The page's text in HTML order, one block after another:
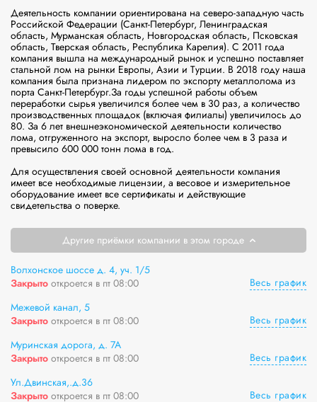
Деятельность компании ориентирована на северо-западную часть
Российской Федерации (Санкт-Петербург, Ленинградская
область, Мурманская область, Новгородская область, Псковская
область, Тверская область, Республика Карелия). С 2011 года
компания вышла на международный рынок и успешно поставляет
стальной лом на рынки Европы, Азии и Турции. В 2018 году наша
компания была признана лидером по экспорту металлолома из
порта Санкт-Петербург.За годы успешной работы объем
переработки сырья увеличился более чем в 30 раз, а количество
производственных площадок (включая филиалы) увеличилось до
80. За 6 лет внешнеэкономической деятельности количество
лома, отгруженного на экспорт, выросло более чем в 3 раза и
превысило 600 000 тонн лома в год.
Для осуществления своей основной деятельности компания
имеет все необходимые лицензии, а весовое и измерительное
оборудование имеет все сертификаты и действующие
свидетельства о поверке.
Другие приёмки компании в этом городе
Волхонское шоссе д. 4, уч. 1/5
Закрыто откроется в пт 08:00
Весь график
Межевой канал, 5
Закрыто откроется в пт 08:00
Весь график
Муринская дорога, д. 7А
Закрыто откроется в пт 08:00
Весь график
Ул.Двинская,.д.36
Закрыто откроется в пт 08:00 Весь график